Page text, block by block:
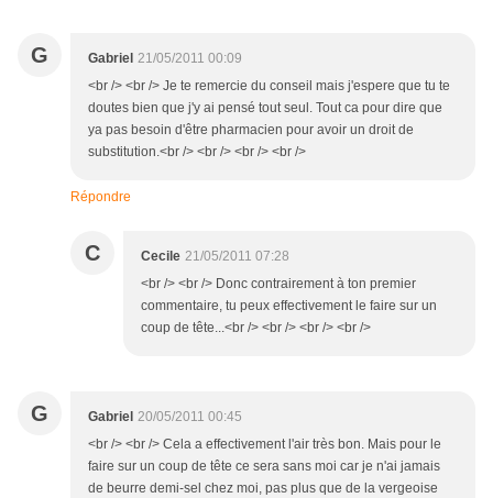
G Gabriel 21/05/2011 00:09
<br /> <br /> Je te remercie du conseil mais j'espere que tu te
doutes bien que j'y ai pensé tout seul. Tout ca pour dire que
ya pas besoin d'être pharmacien pour avoir un droit de
substitution.<br /> <br /> <br /> <br />
Répondre
C Cecile 21/05/2011 07:28
<br /> <br /> Donc contrairement à ton premier
commentaire, tu peux effectivement le faire sur un
coup de tête...<br /> <br /> <br /> <br />
G Gabriel 20/05/2011 00:45
<br /> <br /> Cela a effectivement l'air très bon. Mais pour le
faire sur un coup de tête ce sera sans moi car je n'ai jamais
de beurre demi-sel chez moi, pas plus que de la vergeoise